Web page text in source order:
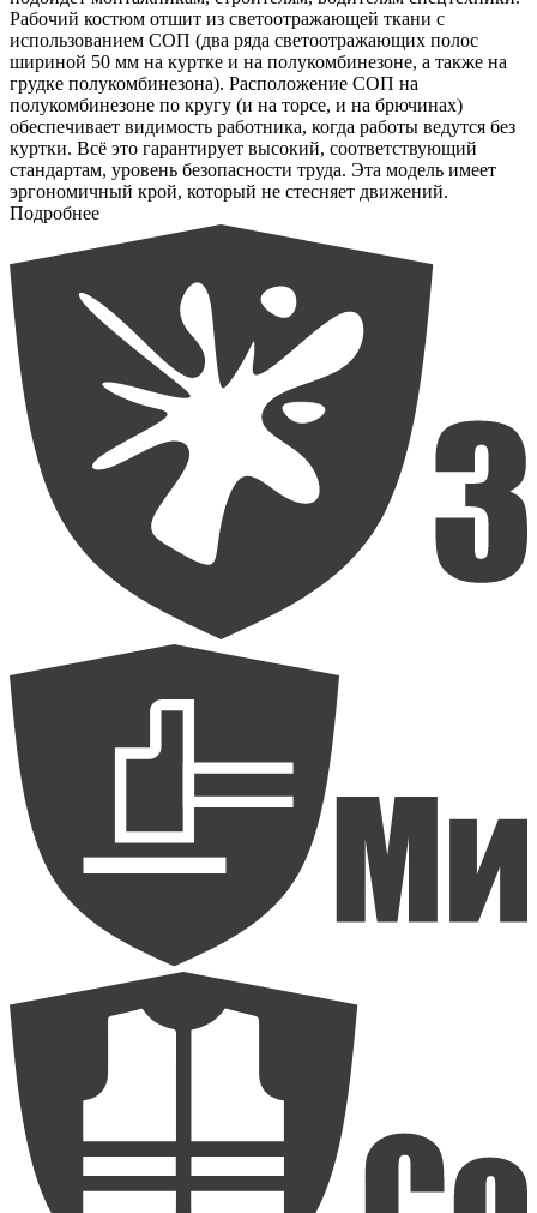
Рабочий костюм отшит из светоотражающей ткани с
использованием СОП (два ряда светоотражающих полос
шириной 50 мм на куртке и на полукомбинезоне, а также на
грудке полукомбинезона). Расположение СОП на
полукомбинезоне по кругу (и на торсе, и на брючинах)
обеспечивает видимость работника, когда работы ведутся без
куртки. Всё это гарантирует высокий, соответствующий
стандартам, уровень безопасности труда. Эта модель имеет
эргономичный крой, который не стесняет движений.
Подробнее